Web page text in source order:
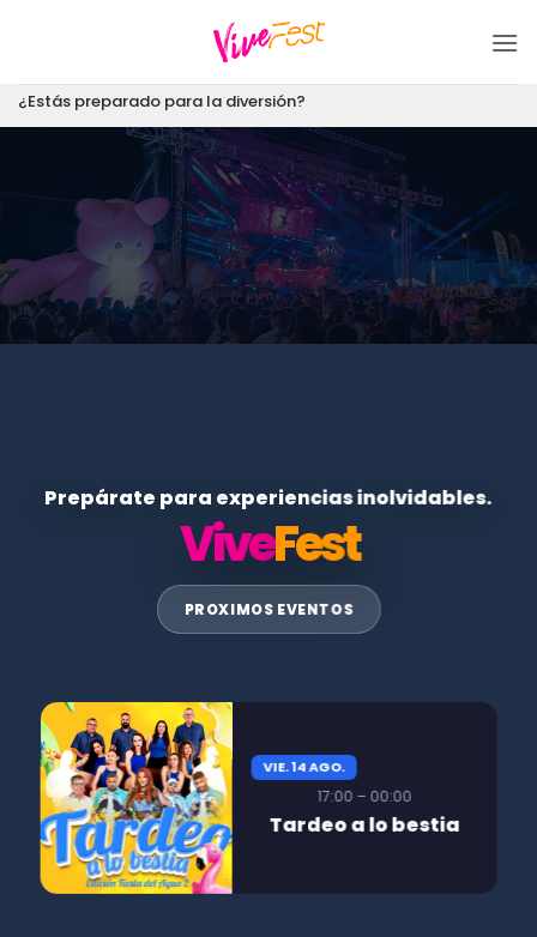
¿Estás preparado para la diversión?
Prepárate para experiencias inolvidables.
ViveFest
PROXIMOS EVENTOS
VIE. 14 AGO.
17:00 – 00:00
Tardeo a lo bestia